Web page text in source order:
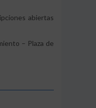
abiertas
– Plaza de